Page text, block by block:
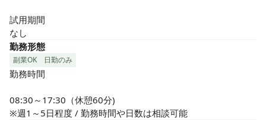
試用期間
なし
勤務形態
副業OK 日勤のみ
勤務時間
08:30～17:30（休憩60分)
※週1～5日程度 / 勤務時間や日数は相談可能